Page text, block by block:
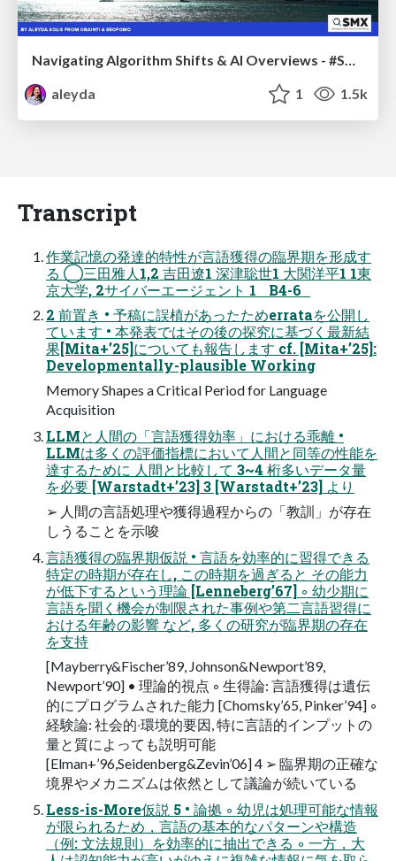
aleyda
1 1.5k
Transcript
作業記憶の発達的特性が⾔語獲得の臨界期を形成す
る ◯三⽥雅⼈1,2 吉⽥遼1 深津聡世1 ⼤関洋平1 1東
京⼤学, 2サイバーエージェント 1 B4-6
2 前置き • 予稿に誤植があったためerrataを公開し
ています • 本発表ではその後の探究に基づく最新結
果[Mita+’25]についても報告します cf. [Mita+’25]:
Developmentally-plausible Working
Memory Shapes a Critical Period for Language
Acquisition
LLMと⼈間の「⾔語獲得効率」における乖離 •
LLMは多くの評価指標において⼈間と同等の性能を
達するために ⼈間と⽐較して 3~4 桁多いデータ量
を必要 [Warstadt+’23] 3 [Warstadt+’23] より
➢ ⼈間の⾔語処理や獲得過程からの「教訓」が存在
しうることを⽰唆
⾔語獲得の臨界期仮説 • ⾔語を効率的に習得できる
特定の時期が存在し, この時期を過ぎると その能⼒
が低下するという理論 [Lenneberg’67] ◦ 幼少期に
⾔語を聞く機会が制限された事例や第⼆⾔語習得に
おける年齢の影響 など, 多くの研究が臨界期の存在
を⽀持
[Mayberry&Fischer’89, Johnson&Newport’89,
Newport’90] • 理論的視点 ◦ ⽣得論: ⾔語獲得は遺伝
的にプログラムされた能⼒ [Chomsky’65, Pinker’94] ◦
経験論: 社会的‧環境的要因, 特に⾔語的インプットの
量と質によっても説明可能
[Elman+’96,Seidenberg&Zevin’06] 4 ➢ 臨界期の正確な
境界やメカニズムは依然として議論が続いている
Less-is-More仮説 5 • 論拠 ◦ 幼児は処理可能な情報
が限られるため，⾔語の基本的なパターンや構造
（例: ⽂法規則）を効率的に抽出できる ◦ ⼀⽅，⼤